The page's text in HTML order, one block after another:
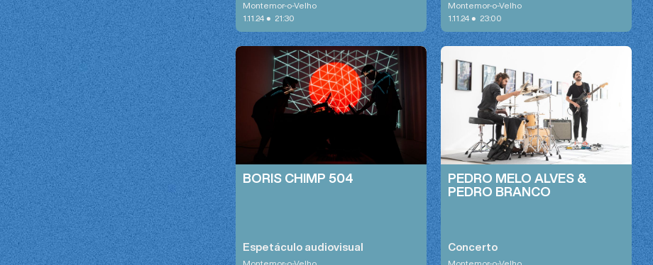
Montemor-o-Velho
1.11.24 • 21:30
Montemor-o-Velho
1.11.24 • 23:00
BORIS CHIMP 504
Espetáculo audiovisual
PEDRO MELO ALVES &
PEDRO BRANCO
Concerto